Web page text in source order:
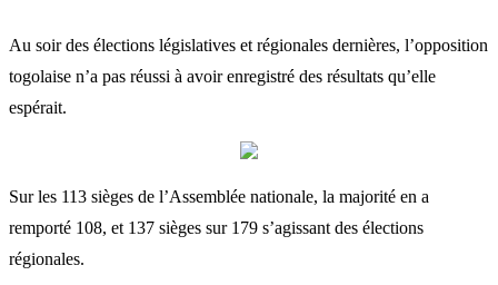
Au soir des élections législatives et régionales dernières, l’opposition
togolaise n’a pas réussi à avoir enregistré des résultats qu’elle
espérait.
Sur les 113 sièges de l’Assemblée nationale, la majorité en a
remporté 108, et 137 sièges sur 179 s’agissant des élections
régionales.